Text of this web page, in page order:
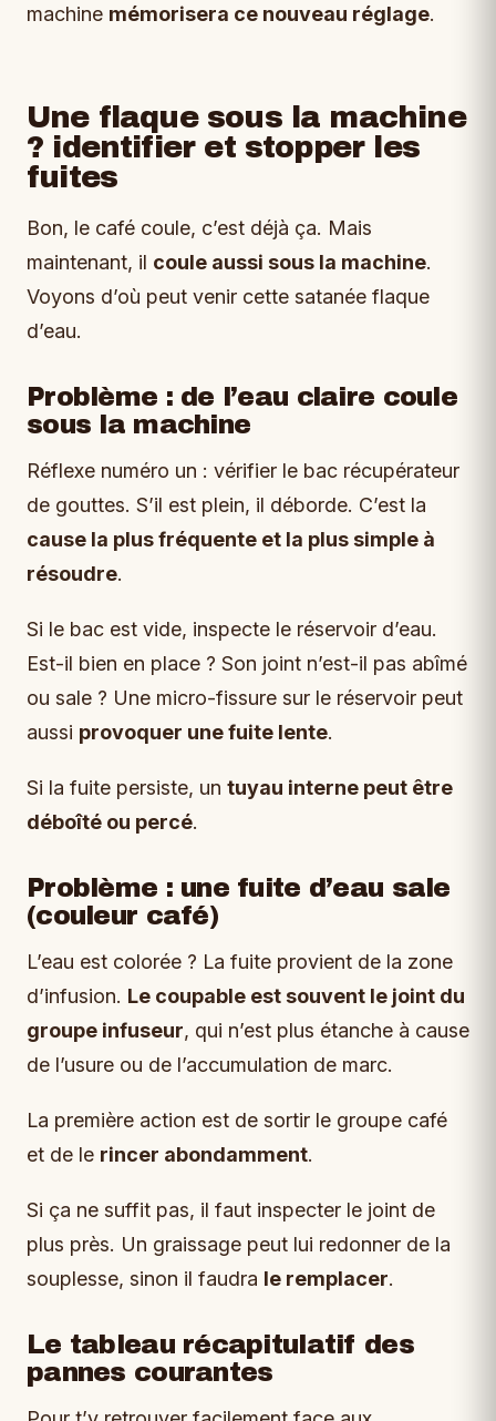
machine mémorisera ce nouveau réglage.
Une flaque sous la machine
? identifier et stopper les
fuites
Bon, le café coule, c’est déjà ça. Mais
maintenant, il coule aussi sous la machine.
Voyons d’où peut venir cette satanée flaque
d’eau.
Problème : de l’eau claire coule
sous la machine
Réflexe numéro un : vérifier le bac récupérateur
de gouttes. S’il est plein, il déborde. C’est la
cause la plus fréquente et la plus simple à
résoudre.
Si le bac est vide, inspecte le réservoir d’eau.
Est-il bien en place ? Son joint n’est-il pas abîmé
ou sale ? Une micro-fissure sur le réservoir peut
aussi provoquer une fuite lente.
Si la fuite persiste, un tuyau interne peut être
déboîté ou percé.
Problème : une fuite d’eau sale
(couleur café)
L’eau est colorée ? La fuite provient de la zone
d’infusion. Le coupable est souvent le joint du
groupe infuseur, qui n’est plus étanche à cause
de l’usure ou de l’accumulation de marc.
La première action est de sortir le groupe café
et de le rincer abondamment.
Si ça ne suffit pas, il faut inspecter le joint de
plus près. Un graissage peut lui redonner de la
souplesse, sinon il faudra le remplacer.
Le tableau récapitulatif des
pannes courantes